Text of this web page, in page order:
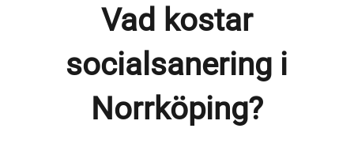
Vad kostar
socialsanering i
Norrköping?